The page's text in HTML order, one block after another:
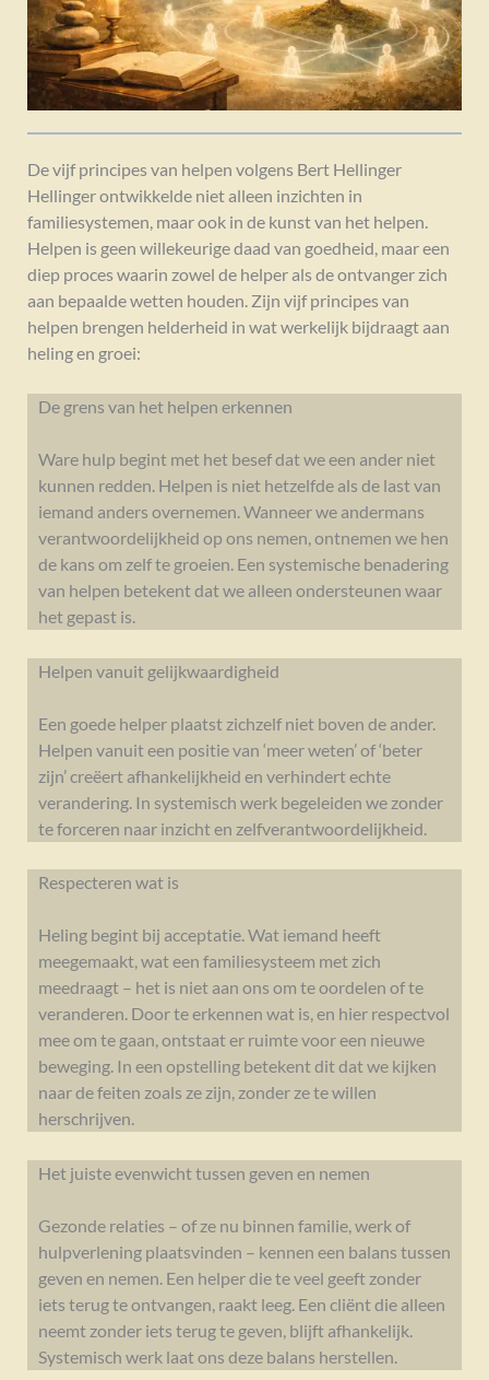
De vijf principes van helpen volgens Bert Hellinger
Hellinger ontwikkelde niet alleen inzichten in
familiesystemen, maar ook in de kunst van het helpen.
Helpen is geen willekeurige daad van goedheid, maar een
diep proces waarin zowel de helper als de ontvanger zich
aan bepaalde wetten houden. Zijn vijf principes van
helpen brengen helderheid in wat werkelijk bijdraagt aan
heling en groei:
De grens van het helpen erkennen
Ware hulp begint met het besef dat we een ander niet
kunnen redden. Helpen is niet hetzelfde als de last van
iemand anders overnemen. Wanneer we andermans
verantwoordelijkheid op ons nemen, ontnemen we hen
de kans om zelf te groeien. Een systemische benadering
van helpen betekent dat we alleen ondersteunen waar
het gepast is.
Helpen vanuit gelijkwaardigheid
Een goede helper plaatst zichzelf niet boven de ander.
Helpen vanuit een positie van ‘meer weten’ of ‘beter
zijn’ creëert afhankelijkheid en verhindert echte
verandering. In systemisch werk begeleiden we zonder
te forceren naar inzicht en zelfverantwoordelijkheid.
Respecteren wat is
Heling begint bij acceptatie. Wat iemand heeft
meegemaakt, wat een familiesysteem met zich
meedraagt – het is niet aan ons om te oordelen of te
veranderen. Door te erkennen wat is, en hier respectvol
mee om te gaan, ontstaat er ruimte voor een nieuwe
beweging. In een opstelling betekent dit dat we kijken
naar de feiten zoals ze zijn, zonder ze te willen
herschrijven.
Het juiste evenwicht tussen geven en nemen
Gezonde relaties – of ze nu binnen familie, werk of
hulpverlening plaatsvinden – kennen een balans tussen
geven en nemen. Een helper die te veel geeft zonder
iets terug te ontvangen, raakt leeg. Een cliënt die alleen
neemt zonder iets terug te geven, blijft afhankelijk.
Systemisch werk laat ons deze balans herstellen.